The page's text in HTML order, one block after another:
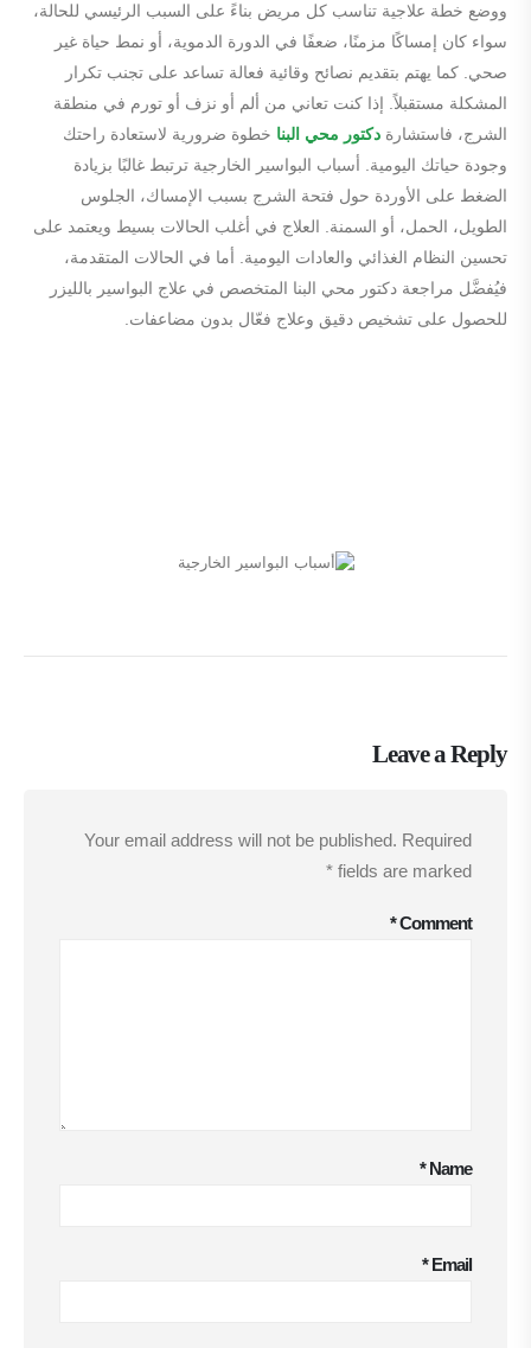
ووضع خطة علاجية تناسب كل مريض بناءً على السبب الرئيسي للحالة،
سواء كان إمساكًا مزمنًا، ضعفًا في الدورة الدموية، أو نمط حياة غير
صحي. كما يهتم بتقديم نصائح وقائية فعالة تساعد على تجنب تكرار
المشكلة مستقبلاً. إذا كنت تعاني من ألم أو نزف أو تورم في منطقة
الشرج، فاستشارة دكتور محي البنا خطوة ضرورية لاستعادة راحتك
وجودة حياتك اليومية. أسباب البواسير الخارجية ترتبط غالبًا بزيادة
الضغط على الأوردة حول فتحة الشرج بسبب الإمساك، الجلوس
الطويل، الحمل، أو السمنة. العلاج في أغلب الحالات بسيط ويعتمد على
تحسين النظام الغذائي والعادات اليومية. أما في الحالات المتقدمة،
فيُفضَّل مراجعة دكتور محي البنا المتخصص في علاج البواسير بالليزر
للحصول على تشخيص دقيق وعلاج فعّال بدون مضاعفات.
Leave a Reply
Your email address will not be published. Required
fields are marked
*
Comment
*
Name
*
Email
*